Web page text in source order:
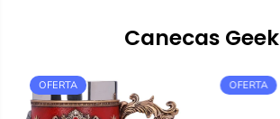
Canecas Geek
OFERTA OFERTA